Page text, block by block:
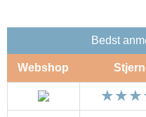
Bedst
Webshop